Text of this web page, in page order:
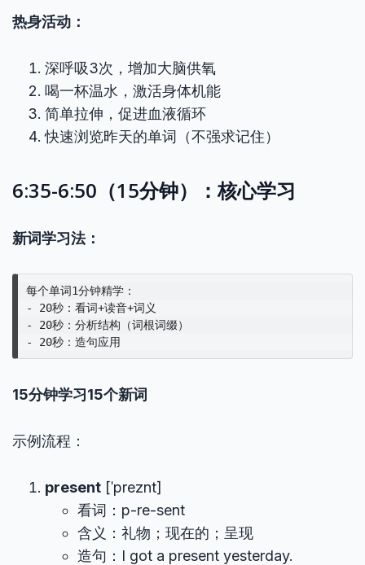
热身活动：
深呼吸3次，增加大脑供氧
喝一杯温水，激活身体机能
简单拉伸，促进血液循环
快速浏览昨天的单词（不强求记住）
6:35-6:50（15分钟）：核心学习
新词学习法：
每个单词1分钟精学：
- 20秒：看词+读音+词义
- 20秒：分析结构（词根词缀）
15分钟学习15个新词
示例流程：
present [ˈpreznt]
看词：p-re-sent
含义：礼物；现在的；呈现
造句：I got a present yesterday.